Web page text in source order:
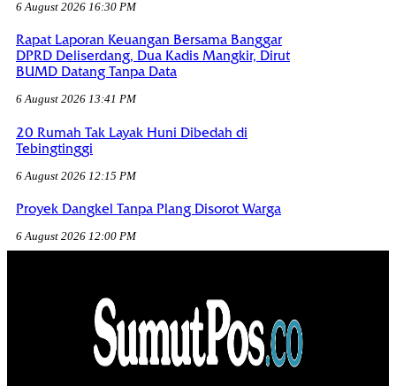
6 August 2026 16:30 PM
Rapat Laporan Keuangan Bersama Banggar
DPRD Deliserdang, Dua Kadis Mangkir, Dirut
BUMD Datang Tanpa Data
6 August 2026 13:41 PM
20 Rumah Tak Layak Huni Dibedah di
Tebingtinggi
6 August 2026 12:15 PM
Proyek Dangkel Tanpa Plang Disorot Warga
6 August 2026 12:00 PM